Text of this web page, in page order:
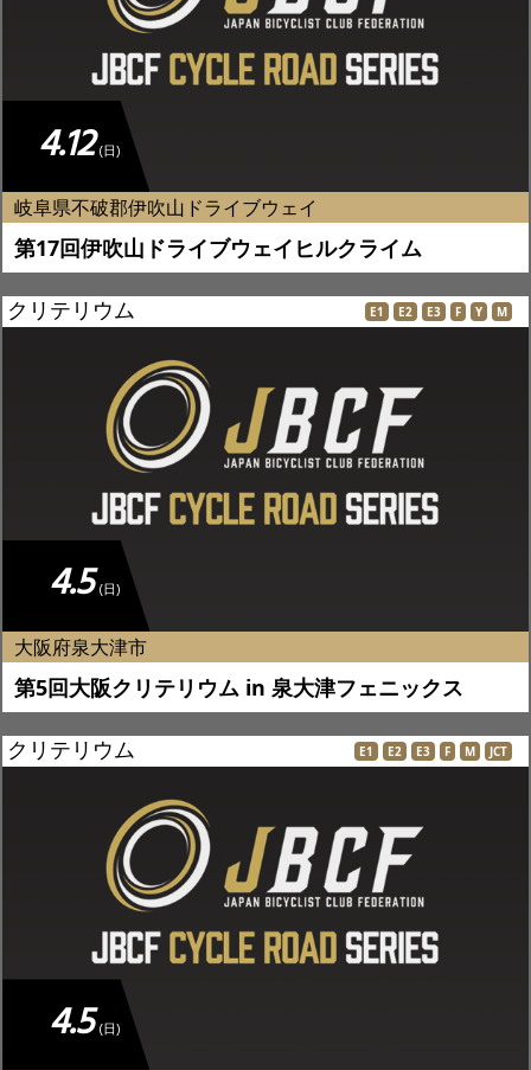
4.12 (日)
岐阜県不破郡伊吹山ドライブウェイ
第17回伊吹山ドライブウェイヒルクライム
クリテリウム E1 E2 E3 F Y M
4.5 (日)
大阪府泉大津市
第5回大阪クリテリウム in 泉大津フェニックス
クリテリウム E1 E2 E3 F M JCT
4.5 (日)